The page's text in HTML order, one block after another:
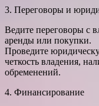
3. Переговоры и
Ведите переговоры с
аренды или покупки.
Проведите
четкость владения,
обременений.
4. Финансирование